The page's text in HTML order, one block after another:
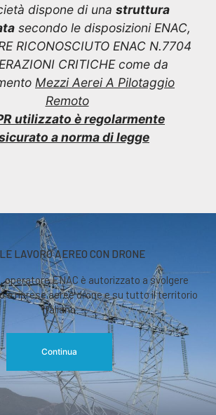
dispone di una struttura
secondo le disposizioni ENAC,
RICONOSCIUTO ENAC N.7704
CRITICHE come da
Mezzi Aerei A Pilotaggio
Remoto
utilizzato è regolarmente
a norma di legge
LAVORO AEREO CON DRONE
operatore ENAC è autorizzato a svolgere
o riprese aeree drone e su tutto il territorio
italiano
Continua